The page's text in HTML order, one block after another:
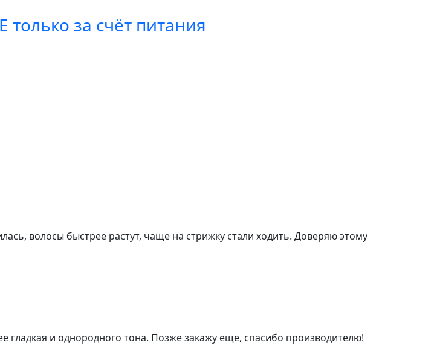
за счёт питания
волосы быстрее растут, чаще на стрижку стали ходить. Доверяю этому
гладкая и однородного тона. Позже закажу еще, спасибо производителю!